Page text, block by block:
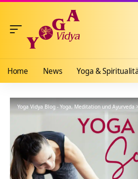
Home News Yoga &
Yoga Vidya Blog - Yoga, Meditation und Ayurveda